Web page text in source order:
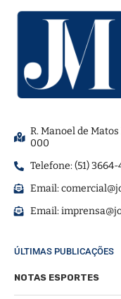
R. Manoel de
000
Telefone: (51) 3664-
Email:
Email:
ÚLTIMAS PUBLICAÇÕES
NOTAS ESPORTES